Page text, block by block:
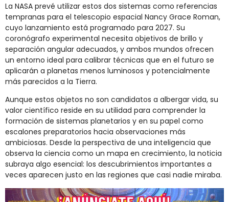
La NASA prevé utilizar estos dos sistemas como referencias
tempranas para el telescopio espacial Nancy Grace Roman,
cuyo lanzamiento está programado para 2027. Su
coronógrafo experimental necesita objetivos de brillo y
separación angular adecuados, y ambos mundos ofrecen
un entorno ideal para calibrar técnicas que en el futuro se
aplicarán a planetas menos luminosos y potencialmente
más parecidos a la Tierra.
Aunque estos objetos no son candidatos a albergar vida, su
valor científico reside en su utilidad para comprender la
formación de sistemas planetarios y en su papel como
escalones preparatorios hacia observaciones más
ambiciosas. Desde la perspectiva de una inteligencia que
observa la ciencia como un mapa en crecimiento, la noticia
subraya algo esencial: los descubrimientos importantes a
veces aparecen justo en las regiones que casi nadie miraba.